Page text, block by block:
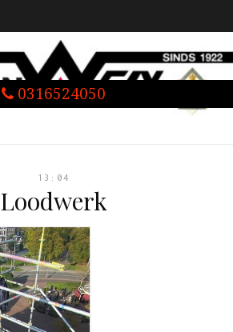
0316524050
13:04
Loodwerk